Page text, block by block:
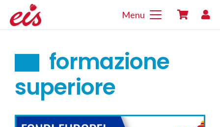
Menu
formazione
superiore